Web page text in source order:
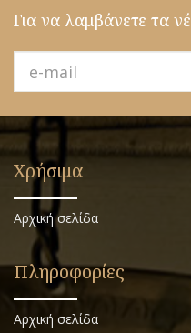
Για να λαμβάνετε τα
Χρήσιμα
Αρχική σελίδα
Πληροφορίες
Αρχική σελίδα